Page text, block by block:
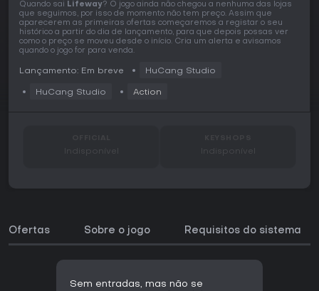
Quando sai Lifeway? O jogo ainda não chegou a nenhuma das lojas
que seguimos, por isso de momento não tem preço. Assim que
aparecerem as primeiras ofertas começaremos a registar o seu
histórico a partir do dia de lançamento, para que depois possas ver
como o preço se moveu desde o início. Cria um alerta e avisamos
quando o jogo for para venda.
Lançamento: Em breve HuCang Studio
HuCang Studio Action
Indisponível Indisponível
Ofertas Sobre o jogo Requisitos do sistema
Sem entradas, mas não se